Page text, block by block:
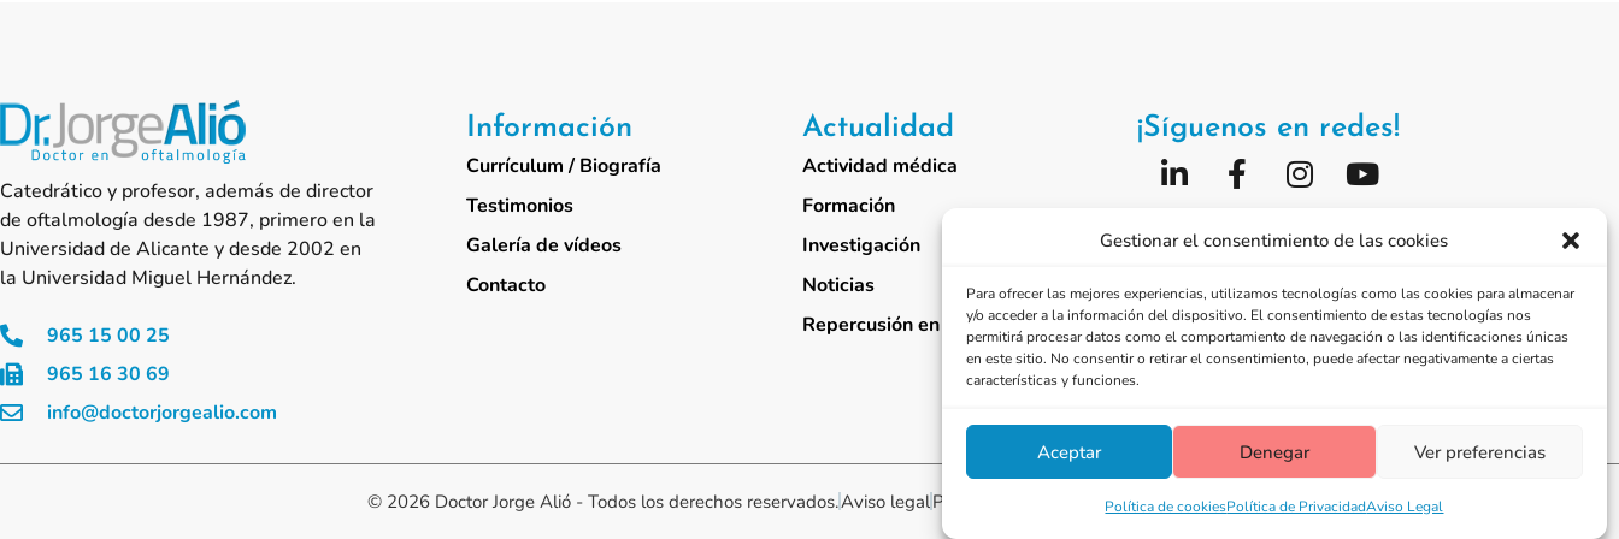
Gestionar el consentimiento de las cookies
Para ofrecer las mejores experiencias, utilizamos tecnologías como las cookies para almacenar
y/o acceder a la información del dispositivo. El consentimiento de estas tecnologías nos
permitirá procesar datos como el comportamiento de navegación o las identificaciones únicas
en este sitio. No consentir o retirar el consentimiento, puede afectar negativamente a ciertas
características y funciones.
Aceptar Denegar Ver preferencias
Política de cookiesPolítica de PrivacidadAviso Legal
Catedrático y profesor, además de director
de oftalmología desde 1987, primero en la
Universidad de Alicante y desde 2002 en
la Universidad Miguel Hernández.
965 15 00 25
965 16 30 69
info@doctorjorgealio.com
Información
Currículum / Biografía
Testimonios
Galería de vídeos
Contacto
Actualidad
Actividad médica
Formación
Investigación
Noticias
Repercusión en medios
¡Síguenos en redes!
Fundación Jorge Alió
Vissum Corporación
© 2026 Doctor Jorge Alió - Todos los derechos reservados.Aviso legalPolítica de cookies Política de privacidad